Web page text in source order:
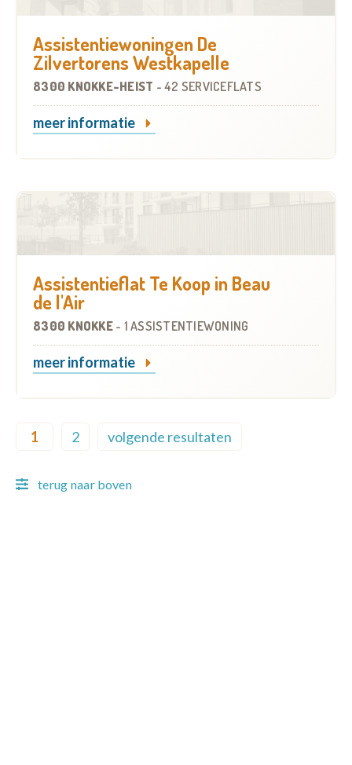
Assistentiewoningen De
Zilvertorens Westkapelle
8300 KNOKKE-HEIST - 42 SERVICEFLATS
meer informatie
Assistentieflat Te Koop in Beau
de l'Air
8300 KNOKKE - 1 ASSISTENTIEWONING
meer informatie
1 2 volgende resultaten
terug naar boven